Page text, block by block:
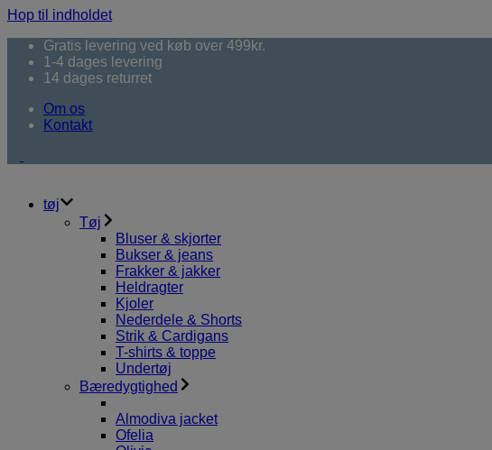
Hop til indholdet
Gratis levering ved køb over 499kr.
1-4 dages levering
14 dages returret
Om os
Kontakt
tøj
Tøj
Bluser & skjorter
Bukser & jeans
Frakker & jakker
Heldragter
Kjoler
Nederdele & Shorts
Strik & Cardigans
T-shirts & toppe
Undertøj
Bæredygtighed
Almodiva jacket
Ofelia